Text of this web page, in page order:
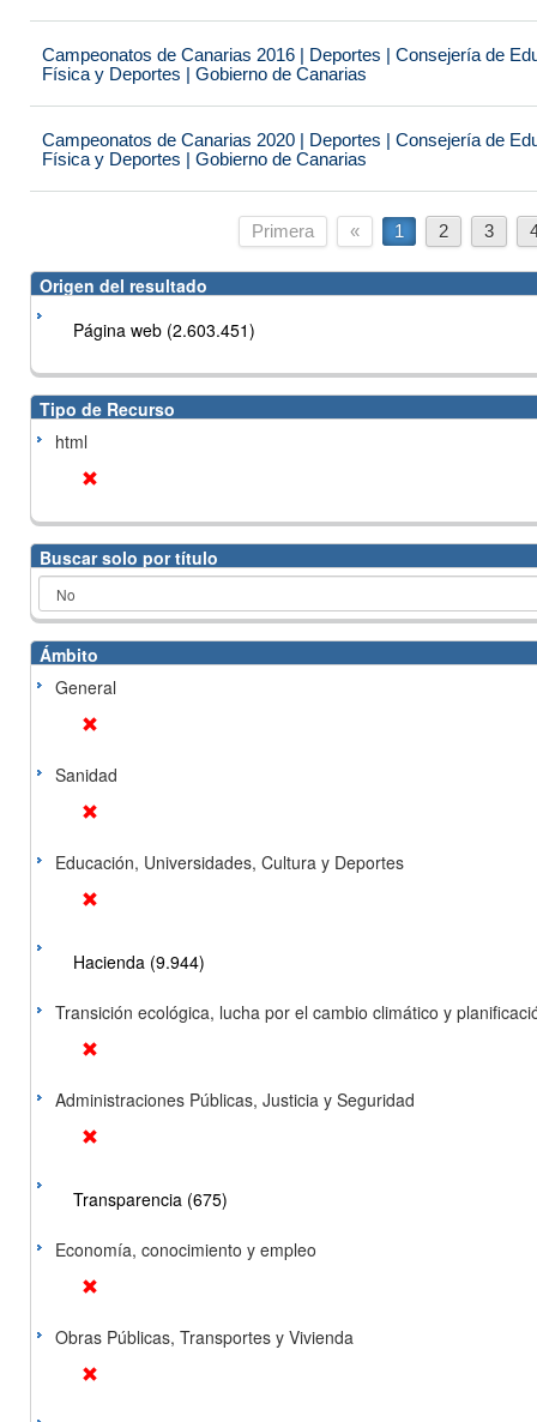
Campeonatos de Canarias 2016 | Deportes | Consejería de
Física y Deportes | Gobierno de Canarias
Campeonatos de Canarias 2020 | Deportes | Consejería de
Física y Deportes | Gobierno de Canarias
Primera « 1 2 3
Origen del resultado
Página web (2.603.451)
Tipo de Recurso
html
Buscar solo por título
Ámbito
General
Sanidad
Educación, Universidades, Cultura y Deportes
Hacienda (9.944)
Transición ecológica, lucha por el cambio climático y
Administraciones Públicas, Justicia y Seguridad
Transparencia (675)
Economía, conocimiento y empleo
Obras Públicas, Transportes y Vivienda